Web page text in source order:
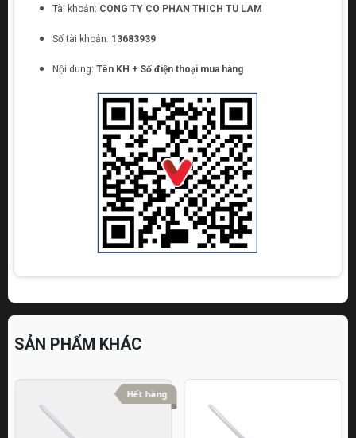
Tài khoản: CONG TY CO PHAN THICH TU LAM
Số tài khoản: 13683939
Nội dung: Tên KH + Số điện thoại mua hàng
SẢN PHẨM KHÁC
Hết hàng